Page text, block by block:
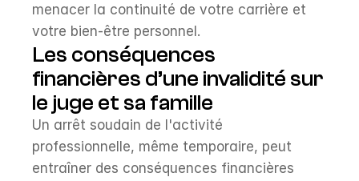
menacer la continuité de votre carrière et
votre bien-être personnel.
Les conséquences
financières d’une invalidité sur
le juge et sa famille
Un arrêt soudain de l'activité
professionnelle, même temporaire, peut
entraîner des conséquences financières